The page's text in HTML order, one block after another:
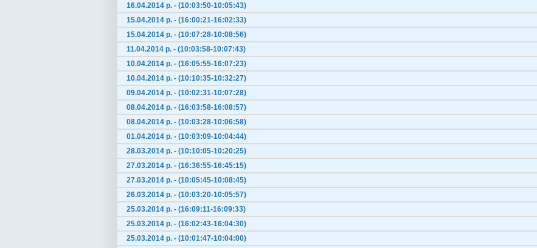
16.04.2014 р. - (10:03:50-10:05:43)
15.04.2014 р. - (16:00:21-16:02:33)
15.04.2014 р. - (10:07:28-10:08:56)
11.04.2014 р. - (10:03:58-10:07:43)
10.04.2014 р. - (16:05:55-16:07:23)
10.04.2014 р. - (10:10:35-10:32:27)
09.04.2014 р. - (10:02:31-10:07:28)
08.04.2014 р. - (16:03:58-16:08:57)
08.04.2014 р. - (10:03:28-10:06:58)
01.04.2014 р. - (10:03:09-10:04:44)
28.03.2014 р. - (10:10:05-10:20:25)
27.03.2014 р. - (16:36:55-16:45:15)
27.03.2014 р. - (10:05:45-10:08:45)
26.03.2014 р. - (10:03:20-10:05:57)
25.03.2014 р. - (16:09:11-16:09:33)
25.03.2014 р. - (16:02:43-16:04:30)
25.03.2014 р. - (10:01:47-10:04:00)